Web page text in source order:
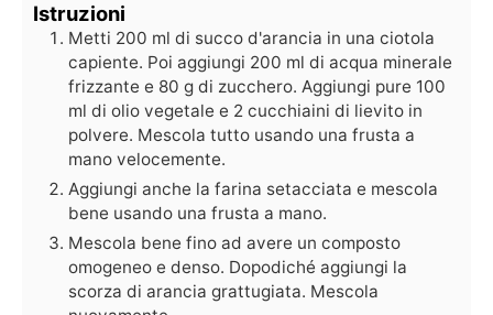
Istruzioni
Metti 200 ml di succo d'arancia in una ciotola
capiente. Poi aggiungi 200 ml di acqua minerale
frizzante e 80 g di zucchero. Aggiungi pure 100
ml di olio vegetale e 2 cucchiaini di lievito in
polvere. Mescola tutto usando una frusta a
mano velocemente.
Aggiungi anche la farina setacciata e mescola
bene usando una frusta a mano.
Mescola bene fino ad avere un composto
omogeneo e denso. Dopodiché aggiungi la
scorza di arancia grattugiata. Mescola